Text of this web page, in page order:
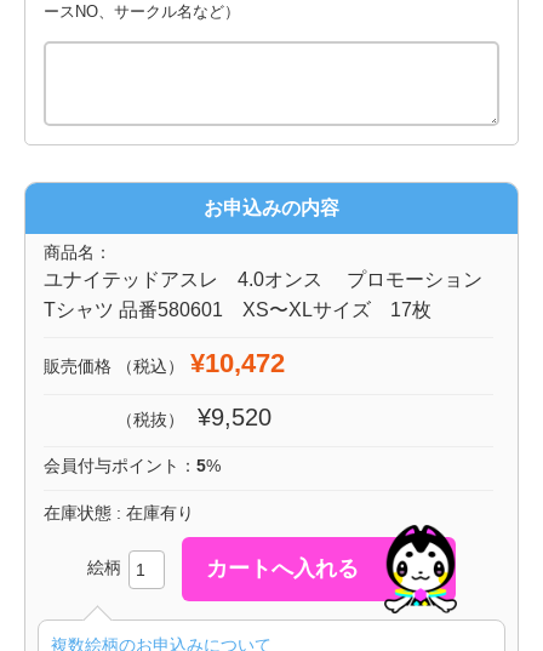
ースNO、サークル名など）
お申込みの内容
商品名：
ユナイテッドアスレ 4.0オンス プロモーション
Tシャツ 品番580601 XS〜XLサイズ 17枚
販売価格 （税込） ¥10,472
（税抜） ¥9,520
会員付与ポイント： 5%
在庫状態 : 在庫有り
絵柄
複数絵柄のお申込みについて